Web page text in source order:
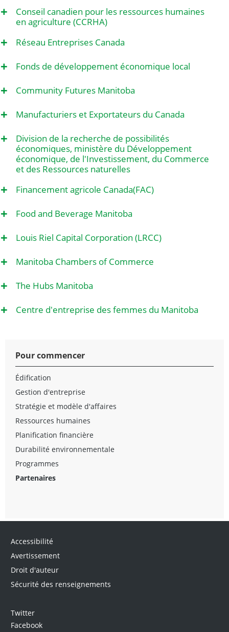
+
Conseil canadien pour les ressources humaines
en agriculture (CCRHA)
+ Réseau Entreprises Canada
+ Fonds de développement économique local
+ Community Futures Manitoba
+ Manufacturiers et Exportateurs du Canada
+
Division de la recherche de possibilités
économiques, ministère du Développement
économique, de l'Investissement, du Commerce
et des Ressources naturelles
+ Financement agricole Canada(FAC)
+ Food and Beverage Manitoba
+ Louis Riel Capital Corporation (LRCC)
+ Manitoba Chambers of Commerce
+ The Hubs Manitoba
+ Centre d'entreprise des femmes du Manitoba
Pour commencer
Édification
Gestion d'entreprise
Stratégie et modèle d'affaires
Ressources humaines
Planification financière
Durabilité environnementale
Programmes
Partenaires
Accessibilité
Avertissement
Droit d'auteur
Sécurité des renseignements
Twitter
Facebook